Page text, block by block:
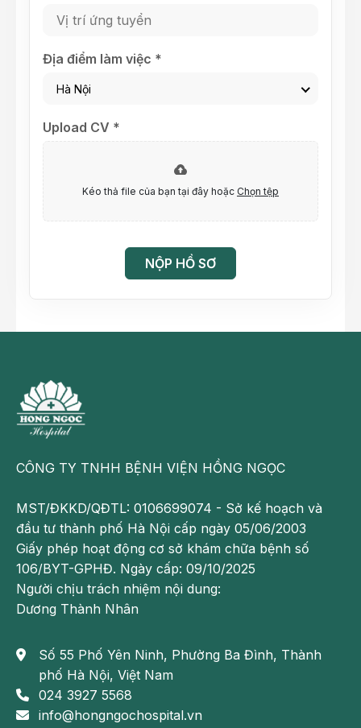
Địa điểm làm việc *
Hà Nội
Upload CV *
Kéo thả file của bạn tại đây hoặc Chọn tệp
NỘP HỒ SƠ
CÔNG TY TNHH BỆNH VIỆN HỒNG NGỌC
MST/ĐKKD/QĐTL: 0106699074 - Sở kế hoạch và
đầu tư thành phố Hà Nội cấp ngày 05/06/2003
Giấy phép hoạt động cơ sở khám chữa bệnh số
106/BYT-GPHĐ. Ngày cấp: 09/10/2025
Người chịu trách nhiệm nội dung:
Dương Thành Nhân
Số 55 Phố Yên Ninh, Phường Ba Đình, Thành
phố Hà Nội, Việt Nam
024 3927 5568
info@hongngochospital.vn